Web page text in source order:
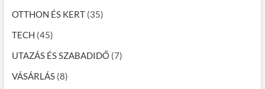
OTTHON ÉS KERT(35)
TECH (45)
UTAZÁS ÉS SZABADIDŐ (7)
VÁSÁRLÁS(8)